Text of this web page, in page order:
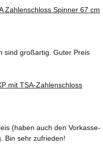
sind großartig. Guter Preis
(haben auch den Vorkasse-
Bin sehr zufrieden!